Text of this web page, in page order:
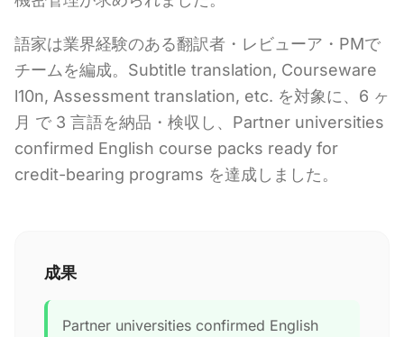
語家は業界経験のある翻訳者・レビューア・PMで
チームを編成。Subtitle translation, Courseware
l10n, Assessment translation, etc. を対象に、6 ヶ
月 で 3 言語を納品・検収し、Partner universities
confirmed English course packs ready for
credit-bearing programs を達成しました。
成果
Partner universities confirmed English